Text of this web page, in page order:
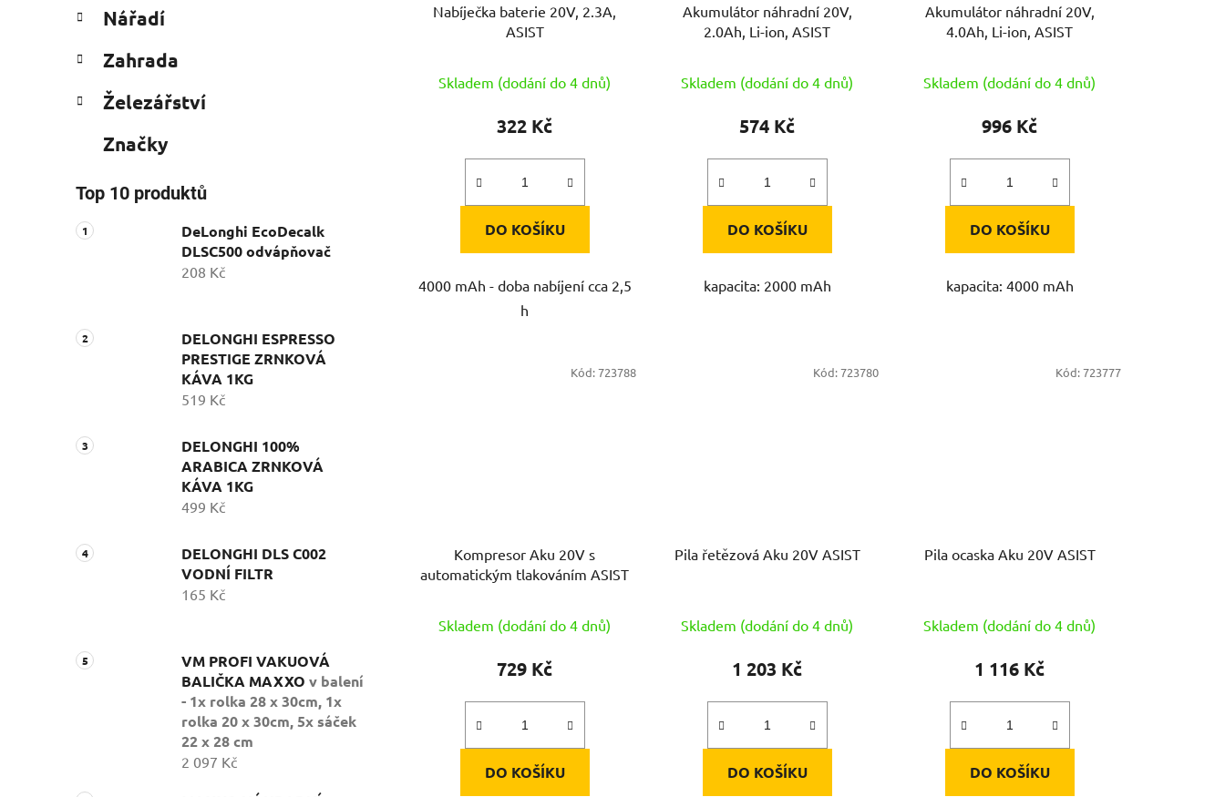
Nářadí
Zahrada
Železářství
Značky
Top 10 produktů
DeLonghi EcoDecalk
DLSC500 odvápňovač
208 Kč
DELONGHI ESPRESSO
PRESTIGE ZRNKOVÁ
KÁVA 1KG
519 Kč
DELONGHI 100%
ARABICA ZRNKOVÁ
KÁVA 1KG
499 Kč
DELONGHI DLS C002
VODNÍ FILTR
165 Kč
VM PROFI VAKUOVÁ
BALIČKA MAXXO v balení
- 1x rolka 28 x 30cm, 1x
rolka 20 x 30cm, 5x sáček
22 x 28 cm
2 097 Kč
Nabíječka baterie 20V, 2.3A,
ASIST
Skladem (dodání do 4 dnů)
322 Kč
DO KOŠÍKU
4000 mAh - doba nabíjení cca 2,5
h
Akumulátor náhradní 20V,
2.0Ah, Li-ion, ASIST
Skladem (dodání do 4 dnů)
574 Kč
DO KOŠÍKU
kapacita: 2000 mAh
Akumulátor náhradní 20V,
4.0Ah, Li-ion, ASIST
Skladem (dodání do 4 dnů)
996 Kč
DO KOŠÍKU
kapacita: 4000 mAh
Kompresor Aku 20V s
automatickým tlakováním ASIST
Skladem (dodání do 4 dnů)
729 Kč
DO KOŠÍKU
Kód:723788
Pila řetězová Aku 20V ASIST
Skladem (dodání do 4 dnů)
1 203 Kč
DO KOŠÍKU
Kód:723780
Pila ocaska Aku 20V ASIST
Skladem (dodání do 4 dnů)
1 116 Kč
DO KOŠÍKU
Kód:723777